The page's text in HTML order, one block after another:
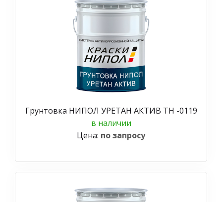
Грунтовка НИПОЛ УРЕТАН АКТИВ ТН -0119
в наличии
Цена: по запросу